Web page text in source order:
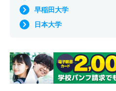
早稲田大学
日本大学